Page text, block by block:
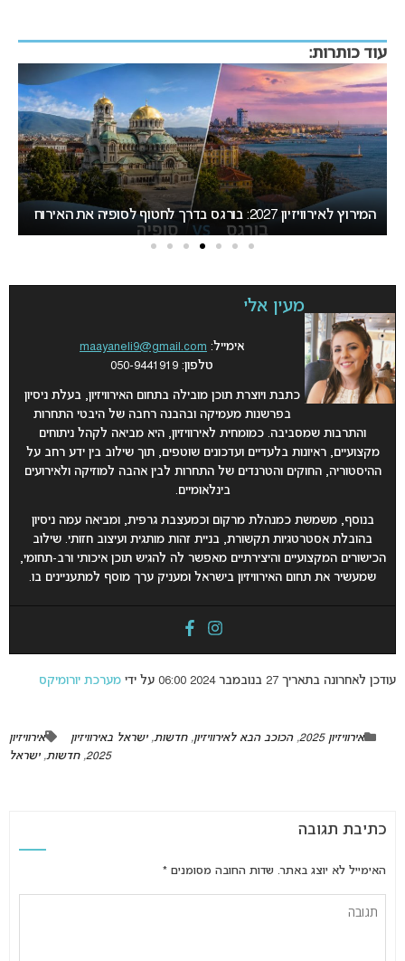
עוד כותרות:
המירוץ לאירוויזיון 2027: בורגס בדרך לחטוף לסופיה את האירוח
מעין אלי
אימייל: maayaneli9@gmail.com
טלפון: 050-9441919
כתבת ויוצרת תוכן מובילה בתחום האירוויזיון, בעלת ניסיון
בפרשנות מעמיקה ובהבנה רחבה של היבטי התחרות
והתרבות שמסביבה. כמומחית לאירוויזיון, היא מביאה לקהל ניתוחים
מקצועיים, ראיונות בלעדיים ועדכונים שוטפים, תוך שילוב בין ידע רחב על
ההיסטוריה, החוקים והטרנדים של התחרות לבין אהבה למוזיקה ולאירועים
בינלאומיים.
בנוסף, משמשת כמנהלת מרקום וכמעצבת גרפית, ומביאה עמה ניסיון
בהובלת אסטרטגיות תקשורת, בניית זהות מותגית ועיצוב חזותי. שילוב
הכישורים המקצועיים והיצירתיים מאפשר לה להגיש תוכן איכותי ורב-תחומי,
שמעשיר את תחום האירוויזיון בישראל ומעניק ערך מוסף למתעניינים בו.
עודכן לאחרונה בתאריך 27 בנובמבר 2024 06:00 על ידי מערכת יורומיקס
אירוויזיון 2025 ,הכוכב הבא לאירוויזיון,חדשות,ישראל באירוויזיון
אירוויזיון
2025
,חדשות,ישראל
כתיבת תגובה
האימייל לא יוצג באתר. שדות החובה מסומנים *